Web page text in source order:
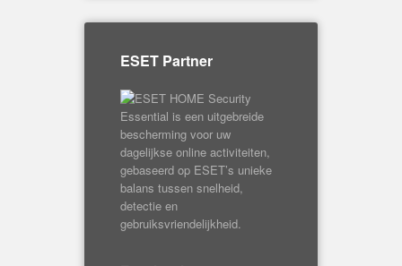
ESET Partner